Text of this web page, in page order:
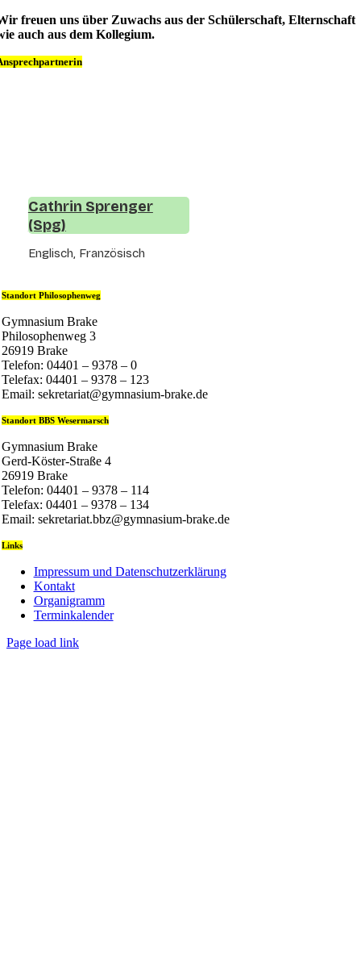
freuen uns über Zuwachs aus der Schülerschaft, Elternschaft
auch aus dem Kollegium.
Cathrin Sprenger
(Spg)
Englisch, Französisch
Standort Philosophenweg
Gymnasium Brake
Philosophenweg 3
26919 Brake
Telefon: 04401 – 9378 – 0
Telefax: 04401 – 9378 – 123
Email: sekretariat@gymnasium-brake.de
Standort BBS Wesermarsch
Gymnasium Brake
Gerd-Köster-Straße 4
26919 Brake
Telefon: 04401 – 9378 – 114
Telefax: 04401 – 9378 – 134
Email: sekretariat.bbz@gymnasium-brake.de
Links
Impressum und Datenschutzerklärung
Kontakt
Organigramm
Terminkalender
Page load link